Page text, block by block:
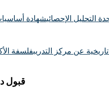
التحليل الإحصائيشهادة
عن مركز التدريبفلسفة
قبول